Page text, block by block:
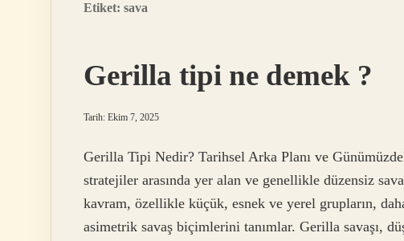
Etiket: sava
Gerilla tipi ne demek ?
Tarih: Ekim 7, 2025
Gerilla Tipi Nedir? Tarihsel Arka Planı ve
stratejiler arasında yer alan ve genellikle düzensiz
kavram, özellikle küçük, esnek ve yerel grupların,
asimetrik savaş biçimlerini tanımlar. Gerilla savaşı,